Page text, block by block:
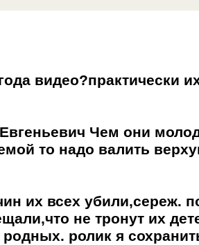
видео?практически
Чем они
то надо валить
их всех убили,сереж.
не тронут их
ролик я